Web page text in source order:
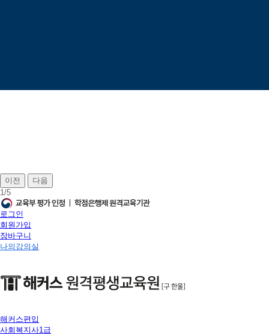
이전
다음
1/5
로그인
회원가입
장바구니
나의강의실
해커스편입
사회복지사1급